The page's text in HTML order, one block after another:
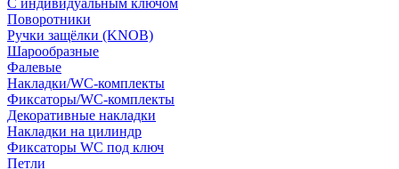
С индивидуальным ключом
Поворотники
Ручки защёлки (KNOB)
Шарообразные
Фалевые
Накладки/WC-комплекты
Фиксаторы/WC-комплекты
Декоративные накладки
Накладки на цилиндр
Фиксаторы WC под ключ
Петли